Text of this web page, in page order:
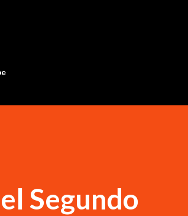
Segundo